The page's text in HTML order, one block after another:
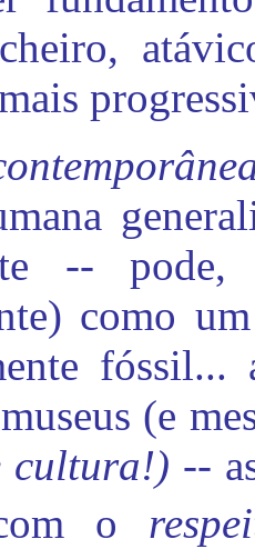
-- pode,
como
(e
cultura!) --
o